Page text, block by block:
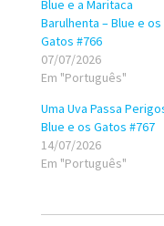
Blue e a Maritaca
Barulhenta – Blue e os
Gatos #766
07/07/2026
Em "Português"
Uma Uva Passa
Blue e os Gatos #767
14/07/2026
Em "Português"